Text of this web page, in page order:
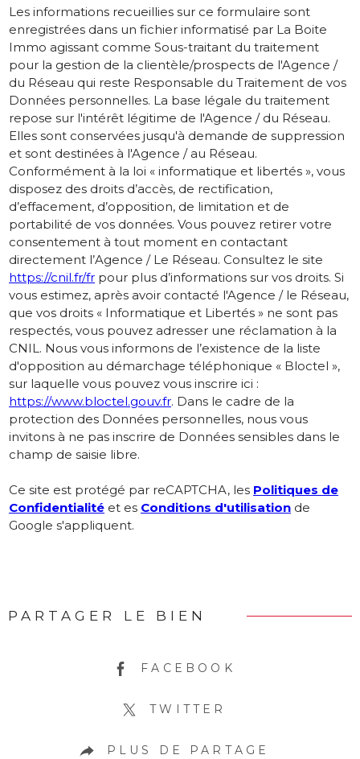
Les informations recueillies sur ce formulaire sont
enregistrées dans un fichier informatisé par La Boite
Immo agissant comme Sous-traitant du traitement
pour la gestion de la clientèle/prospects de l'Agence /
du Réseau qui reste Responsable du Traitement de vos
Données personnelles. La base légale du traitement
repose sur l'intérêt légitime de l'Agence / du Réseau.
Elles sont conservées jusqu'à demande de suppression
et sont destinées à l'Agence / au Réseau.
Conformément à la loi « informatique et libertés », vous
disposez des droits d’accès, de rectification,
d’effacement, d’opposition, de limitation et de
portabilité de vos données. Vous pouvez retirer votre
consentement à tout moment en contactant
directement l’Agence / Le Réseau. Consultez le site
https://cnil.fr/fr pour plus d’informations sur vos droits. Si
vous estimez, après avoir contacté l'Agence / le Réseau,
que vos droits « Informatique et Libertés » ne sont pas
respectés, vous pouvez adresser une réclamation à la
CNIL. Nous vous informons de l’existence de la liste
d'opposition au démarchage téléphonique « Bloctel »,
sur laquelle vous pouvez vous inscrire ici :
https://www.bloctel.gouv.fr. Dans le cadre de la
protection des Données personnelles, nous vous
invitons à ne pas inscrire de Données sensibles dans le
champ de saisie libre.
Ce site est protégé par reCAPTCHA, les Politiques de
Confidentialité et es Conditions d'utilisation de
Google s'appliquent.
PARTAGER LE BIEN
FACEBOOK
TWITTER
PLUS DE PARTAGE